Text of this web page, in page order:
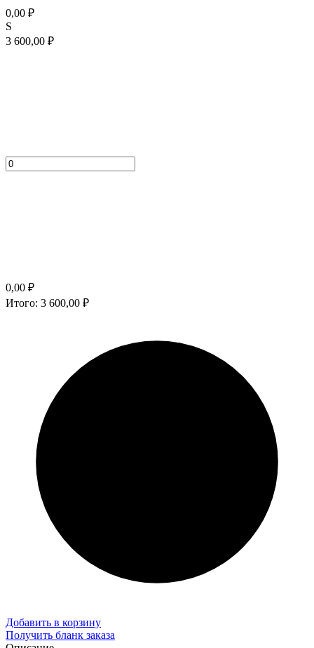
0,00 ₽
S
3 600,00 ₽
0,00 ₽
Итого: 3 600,00 ₽
Добавить в корзину
Получить бланк заказа